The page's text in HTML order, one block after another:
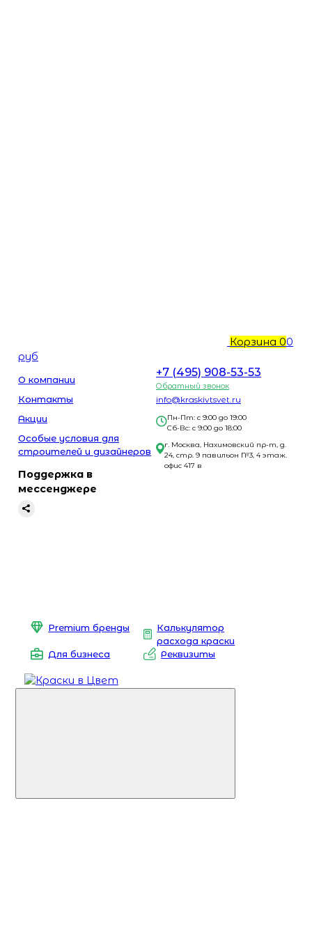
Корзина 00
руб
О компании
Контакты
Акции
Особые условия для
строителей и дизайнеров
Поддержка в
мессенджере
+7 (495) 908-53-53
Обратный звонок
info@kraskivtsvet.ru
Пн-Пт: с 9:00 до 19:00
Сб-Вс: с 9:00 до 18:00
г. Москва, Нахимовский пр-т, д.
24, стр. 9 павильон №3, 4 этаж.
офис 417 в
Premium бренды
Калькулятор
расхода краски
Для бизнеса
Реквизиты